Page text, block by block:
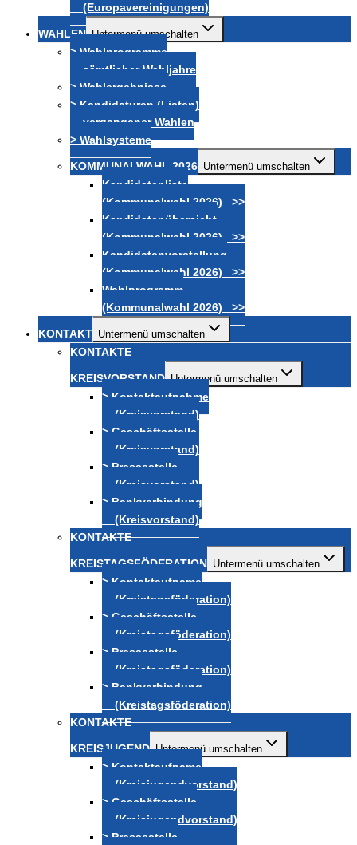
(Europavereinigungen)
WAHLEN Untermenü umschalten
> Wahlprogramme
sämtlicher Wahljahre
> Wahlergebnisse
> Kandidaturen (Listen)
vergangener Wahlen
> Wahlsysteme
KOMMUNALWAHL 2026 Untermenü umschalten
Kandidatenliste
(Kommunalwahl 2026) >>
Kandidatenübersicht
(Kommunalwahl 2026) >>
Kandidatenvorstellung
(Kommunalwahl 2026) >>
Wahlprogramm
(Kommunalwahl 2026) >>
KONTAKT Untermenü umschalten
KONTAKTE
KREISVORSTAND Untermenü umschalten
> Kontaktaufnahme
(Kreisvorstand)
> Geschäftsstelle
(Kreisvorstand)
> Pressestelle
(Kreisvorstand)
> Bankverbindung
(Kreisvorstand)
KONTAKTE
KREISTAGSFÖDERATION Untermenü umschalten
> Kontaktaufname
(Kreistagsföderation)
> Geschäftsstelle
(Kreistagsföderation)
> Pressestelle
(Kreistagsföderation)
> Bankverbindung
(Kreistagsföderation)
KONTAKTE
KREISJUGEND Untermenü umschalten
> Kontaktaufname
(Kreisjugendvorstand)
> Geschäftsstelle
(Kreisjugendvorstand)
> Pressestelle